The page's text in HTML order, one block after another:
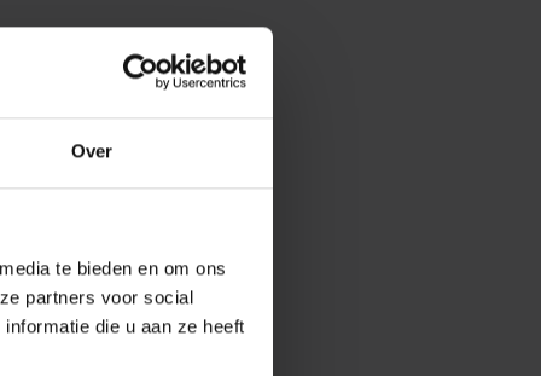
Over
te bieden en om ons
partners voor social
die u aan ze heeft